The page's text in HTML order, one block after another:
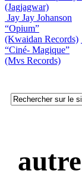
(Jagjagwar)
Jay Jay Johanson
“Opium”
(Kwaidan Records)
“Ciné- Magique”
(Mvs Records)